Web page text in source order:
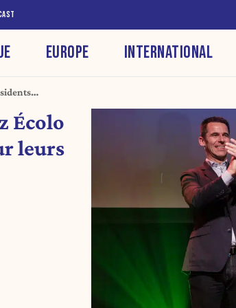
EUROPE INTERNATIONAL
Écolo
leurs